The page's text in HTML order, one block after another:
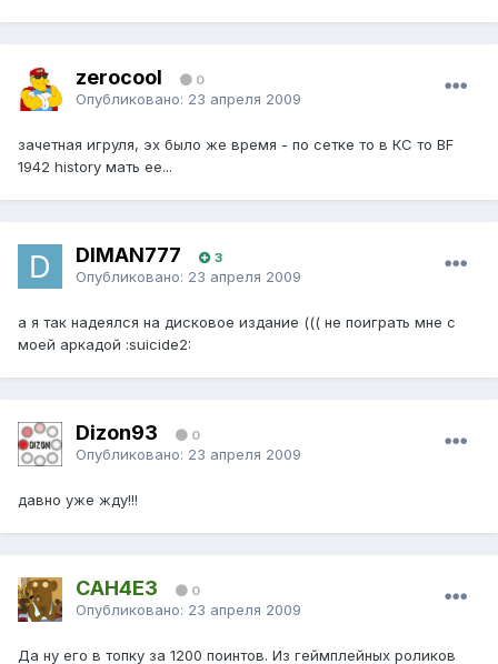
zerocool 0
Опубликовано: 23 апреля 2009
зачетная игруля, эх было же время - по сетке то в КС то BF
1942 history мать ее...
DIMAN777 3
Опубликовано: 23 апреля 2009
а я так надеялся на дисковое издание ((( не поиграть мне с
моей аркадой :suicide2:
Dizon93 0
Опубликовано: 23 апреля 2009
давно уже жду!!!
CAH4E3 0
Опубликовано: 23 апреля 2009
Да ну его в топку за 1200 поинтов. Из геймплейных роликов